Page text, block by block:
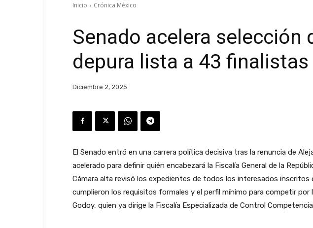
Inicio Crónica México
Senado acelera selección
depura lista a 43 finalistas
Diciembre 2, 2025
El Senado entró en una carrera política decisiva tras la renuncia de
acelerado para definir quién encabezará la Fiscalía General de la
Cámara alta revisó los expedientes de todos los interesados
cumplieron los requisitos formales y el perfil mínimo para competir
Godoy, quien ya dirige la Fiscalía Especializada de Control